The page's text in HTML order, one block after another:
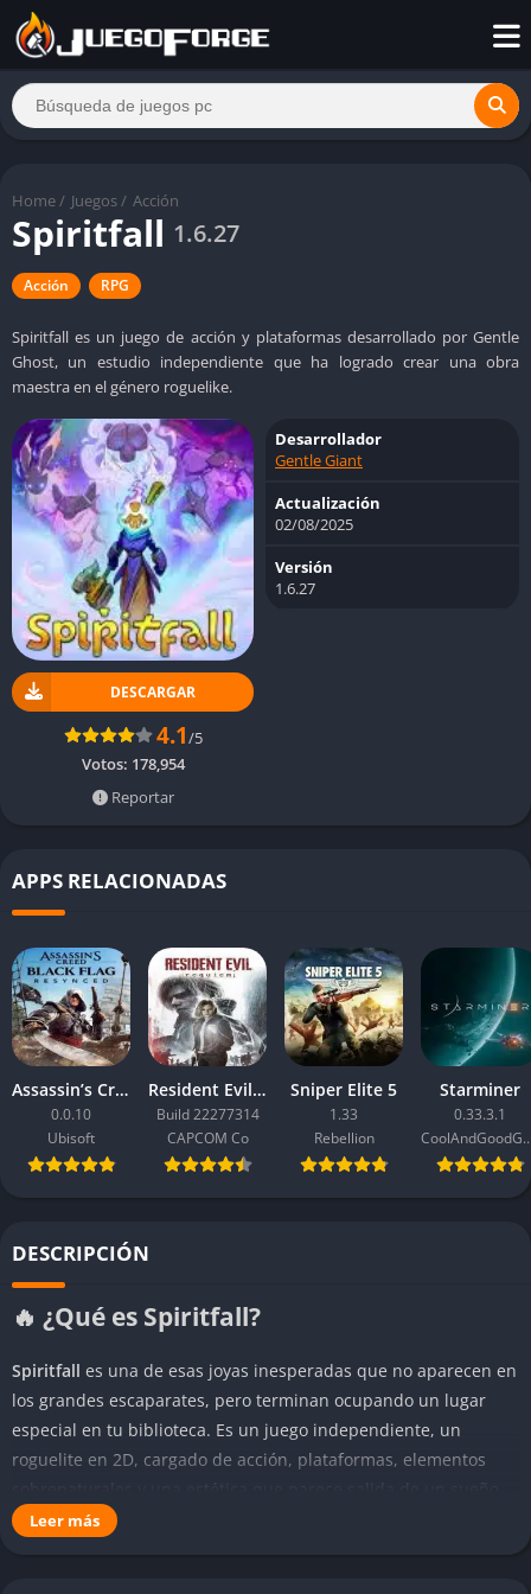
Home / Juegos / Acción
Spiritfall 1.6.27
Acción RPG
Spiritfall es un juego de acción y plataformas desarrollado por Gentle
Ghost, un estudio independiente que ha logrado crear una obra
maestra en el género roguelike.
DESCARGAR
4.1/5
Votos: 178,954
Reportar
Desarrollador
Gentle Giant
Actualización
02/08/2025
Versión
1.6.27
APPS RELACIONADAS
Assassin’s Creed Black Flag Resynced
0.0.10
Ubisoft
Resident Evil Requiem
Build 22277314
CAPCOM Co
Sniper Elite 5
1.33
Rebellion
Starminer
0.33.3.1
DESCRIPCIÓN
🔥 ¿Qué es Spiritfall?
Spiritfall es una de esas joyas inesperadas que no aparecen en
los grandes escaparates, pero terminan ocupando un lugar
especial en tu biblioteca. Es un juego independiente, un
roguelite en 2D, cargado de acción, plataformas, elementos
sobrenaturales y una estética que parece salida de un sueño
lúcido. Desarrollado por el estudio Gentle Giant, que aunque
Leer más